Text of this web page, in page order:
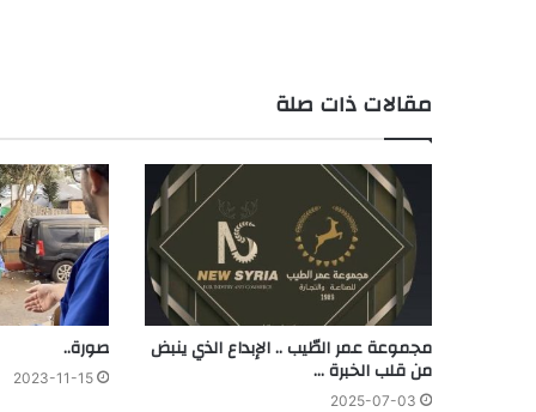
مقالات ذات صلة
مجموعة عمر الطّيب .. الإبداع الذي ينبض
من قلب الخبرة …
2025-07-03
صورة..
2023-11-15